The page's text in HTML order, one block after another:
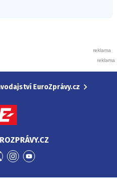
EuroZprávy.cz
Přejít
Instagram
Přejít
YouTube